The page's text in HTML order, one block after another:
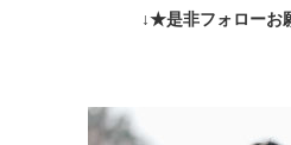
↓★是非フォローお